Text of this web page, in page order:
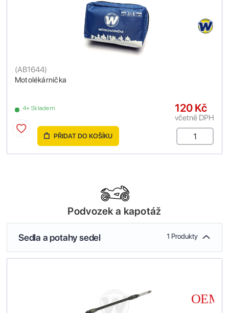
Motolékárnička
(AB1644)
4+ Skladem 120 Kč
včetně DPH
PŘIDAT DO KOŠÍKU
Podvozek a kapotáž
Sedla a potahy sedel 1 Produkty